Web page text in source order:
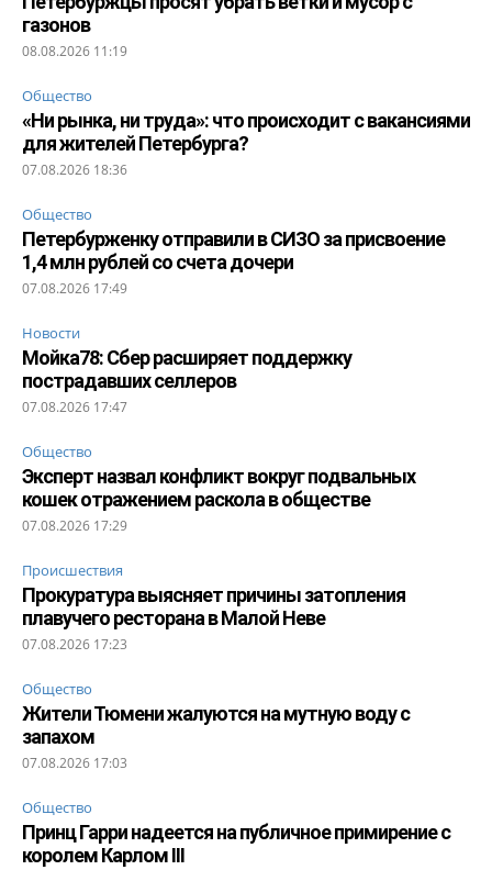
газонов
08.08.2026 11:19
Общество
«Ни рынка, ни труда»: что происходит с вакансиями
для жителей Петербурга?
07.08.2026 18:36
Общество
Петербурженку отправили в СИЗО за присвоение
1,4 млн рублей со счета дочери
07.08.2026 17:49
Новости
Мойка78: Сбер расширяет поддержку
пострадавших селлеров
07.08.2026 17:47
Общество
Эксперт назвал конфликт вокруг подвальных
кошек отражением раскола в обществе
07.08.2026 17:29
Происшествия
Прокуратура выясняет причины затопления
плавучего ресторана в Малой Неве
07.08.2026 17:23
Общество
Жители Тюмени жалуются на мутную воду с
запахом
07.08.2026 17:03
Общество
Принц Гарри надеется на публичное примирение с
королем Карлом III